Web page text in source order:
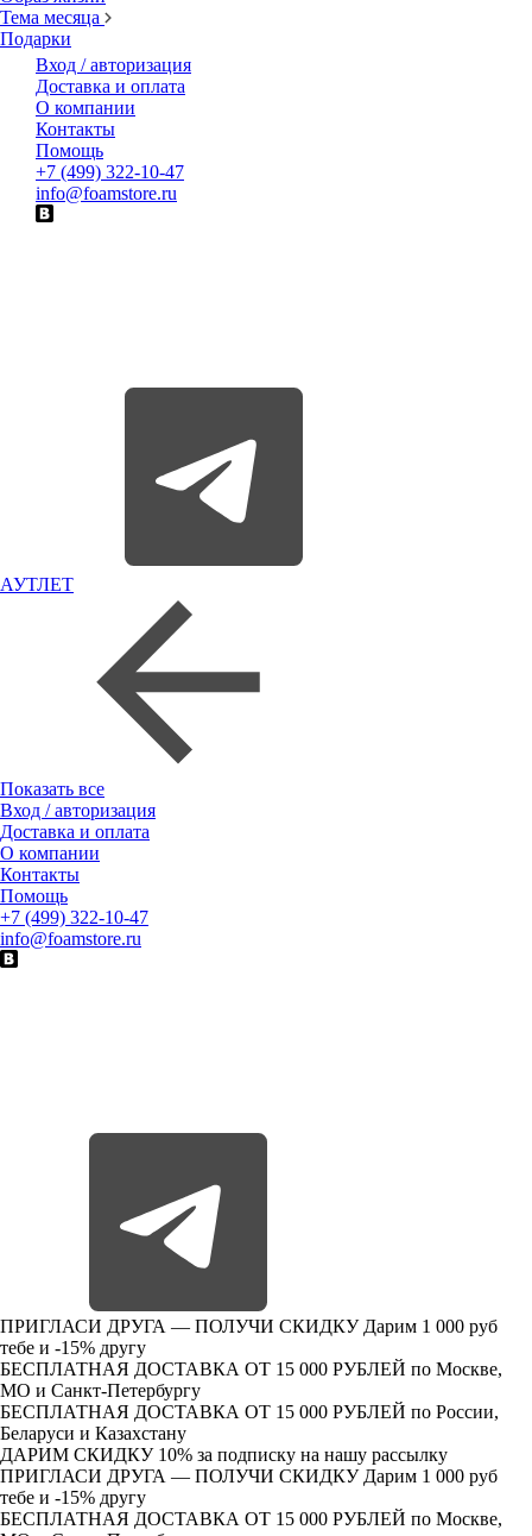
Тема месяца
Подарки
Вход / авторизация
Доставка и оплата
О компании
Контакты
Помощь
+7 (499) 322-10-47
info@foamstore.ru
АУТЛЕТ
Показать все
Вход / авторизация
Доставка и оплата
О компании
Контакты
Помощь
+7 (499) 322-10-47
info@foamstore.ru
ПРИГЛАСИ ДРУГА — ПОЛУЧИ СКИДКУ Дарим 1 000 руб
тебе и -15% другу
БЕСПЛАТНАЯ ДОСТАВКА ОТ 15 000 РУБЛЕЙ по Москве,
МО и Санкт-Петербургу
БЕСПЛАТНАЯ ДОСТАВКА ОТ 15 000 РУБЛЕЙ по России,
Беларуси и Казахстану
ДАРИМ СКИДКУ 10% за подписку на нашу рассылку
ПРИГЛАСИ ДРУГА — ПОЛУЧИ СКИДКУ Дарим 1 000 руб
тебе и -15% другу
БЕСПЛАТНАЯ ДОСТАВКА ОТ 15 000 РУБЛЕЙ по Москве,